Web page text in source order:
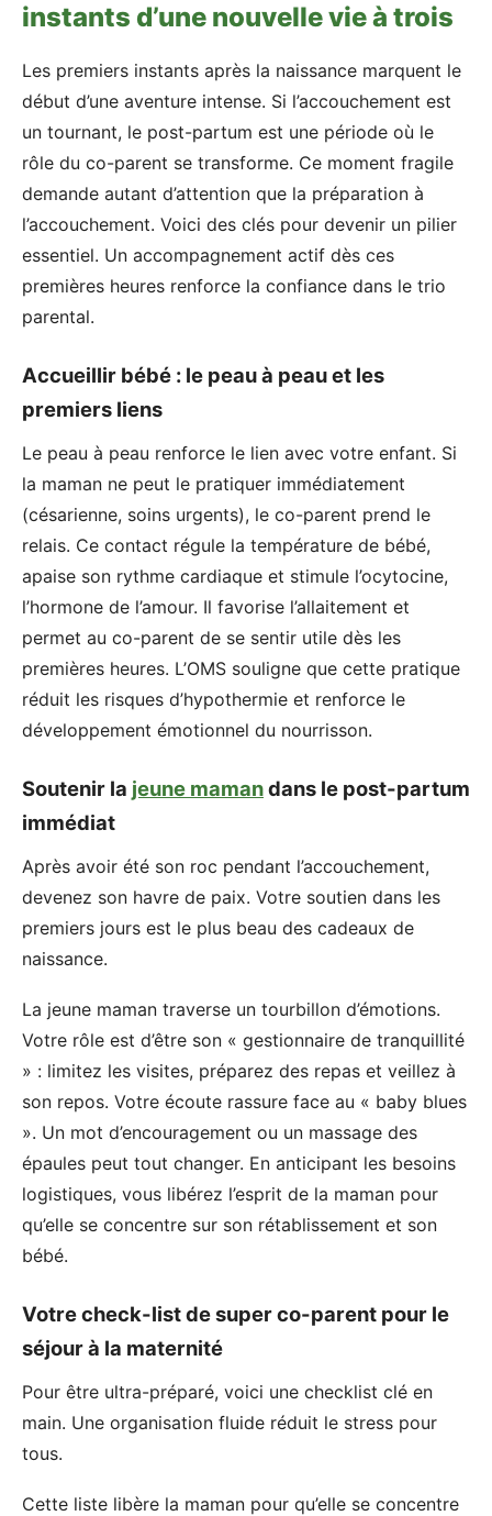
instants d’une nouvelle vie à trois
Les premiers instants après la naissance marquent le
début d’une aventure intense. Si l’accouchement est
un tournant, le post-partum est une période où le
rôle du co-parent se transforme. Ce moment fragile
demande autant d’attention que la préparation à
l’accouchement. Voici des clés pour devenir un pilier
essentiel. Un accompagnement actif dès ces
premières heures renforce la confiance dans le trio
parental.
Accueillir bébé : le peau à peau et les
premiers liens
Le peau à peau renforce le lien avec votre enfant. Si
la maman ne peut le pratiquer immédiatement
(césarienne, soins urgents), le co-parent prend le
relais. Ce contact régule la température de bébé,
apaise son rythme cardiaque et stimule l’ocytocine,
l’hormone de l’amour. Il favorise l’allaitement et
permet au co-parent de se sentir utile dès les
premières heures. L’OMS souligne que cette pratique
réduit les risques d’hypothermie et renforce le
développement émotionnel du nourrisson.
Soutenir la jeune mamandans le post-partum
immédiat
Après avoir été son roc pendant l’accouchement,
devenez son havre de paix. Votre soutien dans les
premiers jours est le plus beau des cadeaux de
naissance.
La jeune maman traverse un tourbillon d’émotions.
Votre rôle est d’être son « gestionnaire de tranquillité
» : limitez les visites, préparez des repas et veillez à
son repos. Votre écoute rassure face au « baby blues
». Un mot d’encouragement ou un massage des
épaules peut tout changer. En anticipant les besoins
logistiques, vous libérez l’esprit de la maman pour
qu’elle se concentre sur son rétablissement et son
bébé.
Votre check-list de super co-parent pour le
séjour à la maternité
Pour être ultra-préparé, voici une checklist clé en
main. Une organisation fluide réduit le stress pour
tous.
Cette liste libère la maman pour qu’elle se concentre